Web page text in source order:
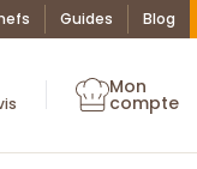
Guides Blog
des chefs
Mon compte
Mon
compte